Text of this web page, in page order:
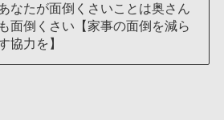
なたが面倒くさいことは奥さん
も面倒くさい【家事の面倒を減ら
協力を】